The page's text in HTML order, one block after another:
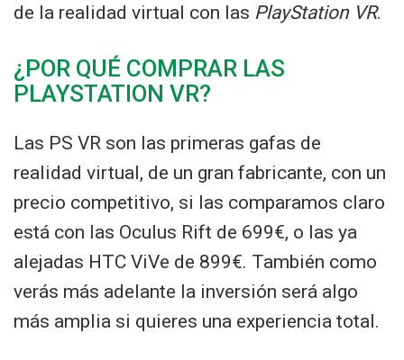
de la realidad virtual con las PlayStation VR.
¿POR QUÉ COMPRAR LAS
PLAYSTATION VR?
Las PS VR son las primeras gafas de
realidad virtual, de un gran fabricante, con un
precio competitivo, si las comparamos claro
está con las Oculus Rift de 699€, o las ya
alejadas HTC ViVe de 899€. También como
verás más adelante la inversión será algo
más amplia si quieres una experiencia total.